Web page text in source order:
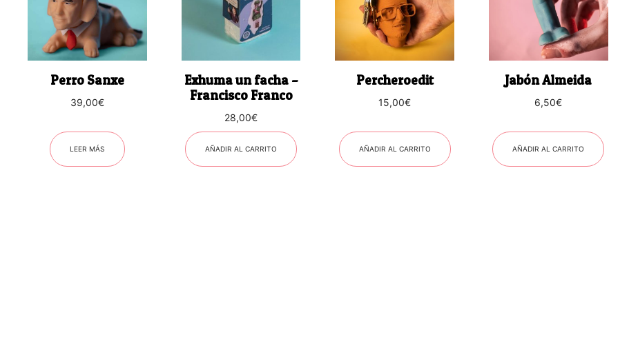
Perro Sanxe
39,00€
LEER MÁS
Exhuma un facha –
Francisco Franco
28,00€
AÑADIR AL CARRITO
Percheroedit
15,00€
AÑADIR AL CARRITO
Jabón Almeida
6,50€
AÑADIR AL CARRITO